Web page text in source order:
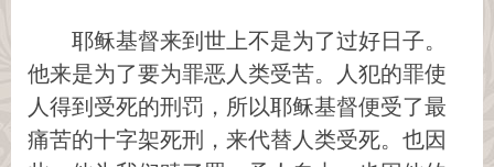
耶稣基督来到世上不是为了过好日子。
他来是为了要为罪恶人类受苦。人犯的罪使
人得到受死的刑罚，所以耶稣基督便受了最
痛苦的十字架死刑，来代替人类受死。也因